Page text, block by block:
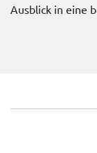
Ausblick in eine